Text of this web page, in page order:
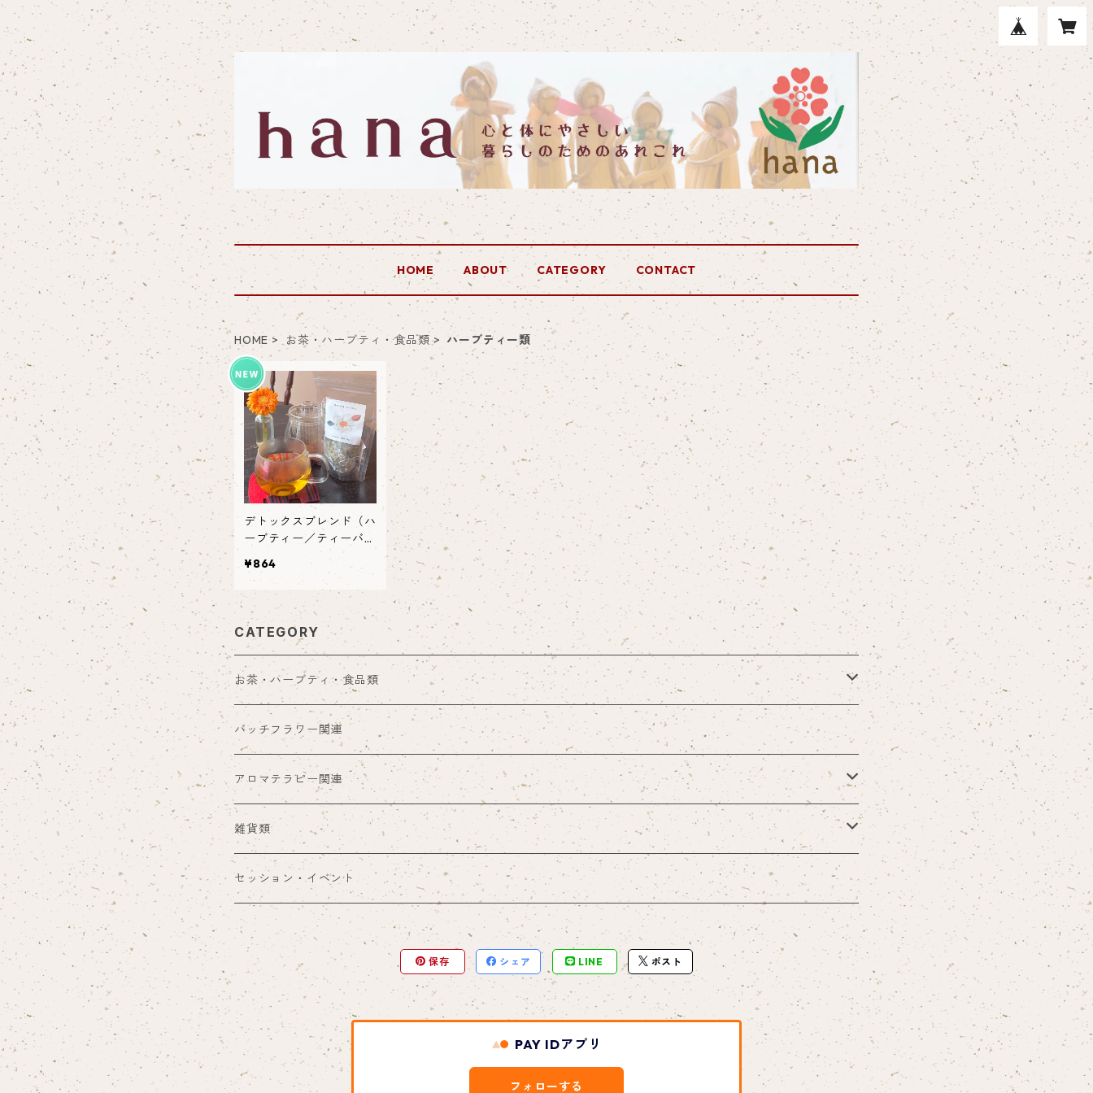
HOME ABOUT CATEGORY CONTACT
HOME お茶・ハーブティ・食品類 ハーブティー類
デトックスブレンド（ハ
ーブティー／ティーバッ
¥864
CATEGORY
お茶・ハーブティ・食品類
hanaオリジナル商品
ハーブティー類
食品ほか
バッチフラワー関連
アロマテラピー関連
アロマ雑貨
ブレンド精油
雑貨類
その他雑貨
セッション・イベント
保存 シェア LINE ポスト
PAY IDアプリ
フォローする